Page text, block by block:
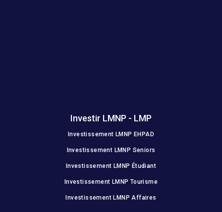
Investir LMNP - LMP
Investissement LMNP EHPAD
Investissement LMNP Seniors
Investissement LMNP Étudiant
Investissement LMNP Tourisme
Investissement LMNP Affaires